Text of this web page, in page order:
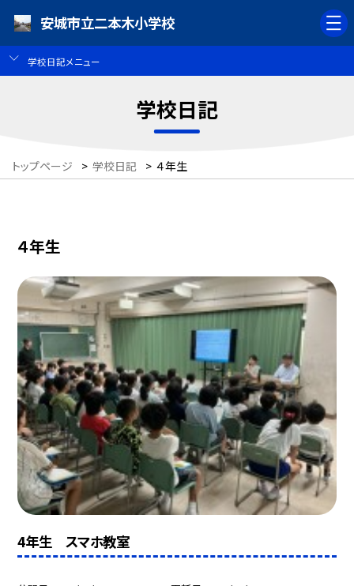
安城市立二本木小学校
学校日記メニュー
学校日記
トップページ > 学校日記 > ４年生
４年生
4年生 スマホ教室